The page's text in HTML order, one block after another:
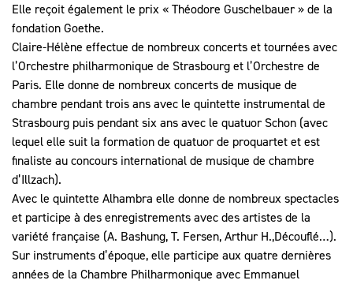
Elle reçoit également le prix « Théodore Guschelbauer » de la
fondation Goethe.
Claire-Hélène effectue de nombreux concerts et tournées avec
l’Orchestre philharmonique de Strasbourg et l’Orchestre de
Paris. Elle donne de nombreux concerts de musique de
chambre pendant trois ans avec le quintette instrumental de
Strasbourg puis pendant six ans avec le quatuor Schon (avec
lequel elle suit la formation de quatuor de proquartet et est
finaliste au concours international de musique de chambre
d’Illzach).
Avec le quintette Alhambra elle donne de nombreux spectacles
et participe à des enregistrements avec des artistes de la
variété française (A. Bashung, T. Fersen, Arthur H.,Découflé…).
Sur instruments d’époque, elle participe aux quatre dernières
années de la Chambre Philharmonique avec Emmanuel